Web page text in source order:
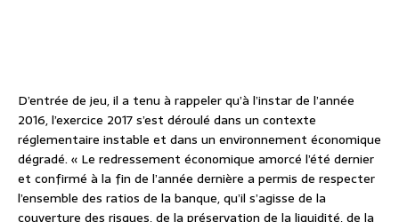
D’entrée de jeu, il a tenu à rappeler qu’à l’instar de l’année
2016, l’exercice 2017 s’est déroulé dans un contexte
réglementaire instable et dans un environnement économique
dégradé. « Le redressement économique amorcé l’été dernier
et confirmé à la fin de l’année dernière a permis de respecter
l’ensemble des ratios de la banque, qu’il s’agisse de la
couverture des risques, de la préservation de la liquidité, de la